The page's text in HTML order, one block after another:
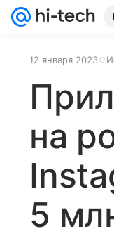
12 января 2023
на
5